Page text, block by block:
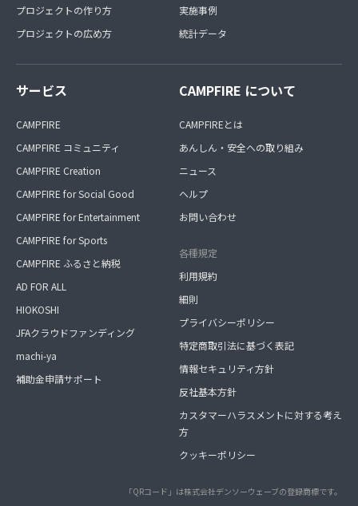
プロジェクトの作り方
プロジェクトの広め方
実施事例
統計データ
サービス
CAMPFIRE
CAMPFIRE コミュニティ
CAMPFIRE Creation
CAMPFIRE for Social Good
CAMPFIRE for Entertainment
CAMPFIRE for Sports
CAMPFIRE ふるさと納税
AD FOR ALL
HIOKOSHI
JFAクラウドファンディング
machi-ya
補助金申請サポート
CAMPFIRE について
CAMPFIREとは
あんしん・安全への取り組み
ニュース
ヘルプ
お問い合わせ
各種規定
利用規約
細則
プライバシーポリシー
特定商取引法に基づく表記
情報セキュリティ方針
反社基本方針
カスタマーハラスメントに対する考え
方
クッキーポリシー
「QRコード」は株式会社デンソーウェーブの登録商標です。